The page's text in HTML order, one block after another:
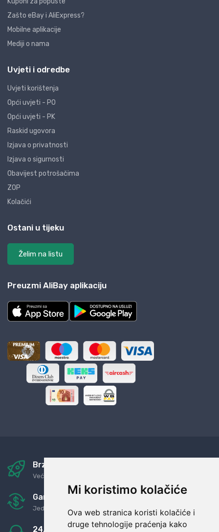
Mi koristimo kolačiće
Ova web stranica koristi kolačiće i
druge tehnologije praćenja kako
Zašto eBay i AliExpress?
Mobilne aplikacije
Mediji o nama
Uvjeti i odredbe
Uvjeti korištenja
Opći uvjeti - PO
Opći uvjeti - PK
Raskid ugovora
Izjava o privatnosti
Izjava o sigurnosti
Obavijest potrošačima
ZOP
Kolačići
Ostani u tijeku
Želim na listu
Preuzmi AliBay aplikaciju
Brza i sigurna dostava
Već za nekoliko dana kod vas
Garancija u povrat novaca
Jednostavno pravilo: Roba za novac
24/7 odlična podrška